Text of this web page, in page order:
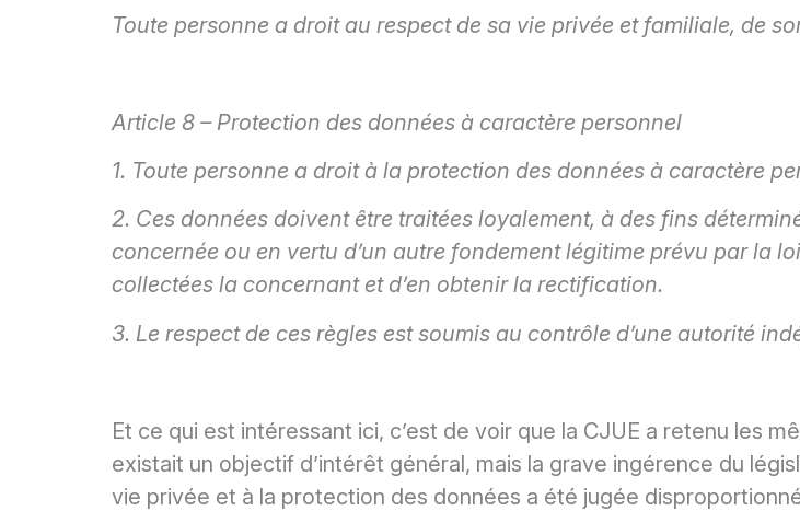
Toute personne a droit au respect de sa vie privée et familiale, de
Article 8 – Protection des données à caractère personnel
1. Toute personne a droit à la protection des données à caractère
2. Ces données doivent être traitées loyalement, à des fins
concernée ou en vertu d’un autre fondement légitime prévu par la
collectées la concernant et d’en obtenir la rectification.
3. Le respect de ces règles est soumis au contrôle d’une autorité
Et ce qui est intéressant ici, c’est de voir que la CJUE a retenu les
existait un objectif d’intérêt général, mais la grave ingérence du
vie privée et à la protection des données a été jugée